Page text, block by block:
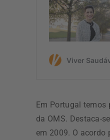
Em Portugal
da OMS. Destaca-
em 2009. O acordo